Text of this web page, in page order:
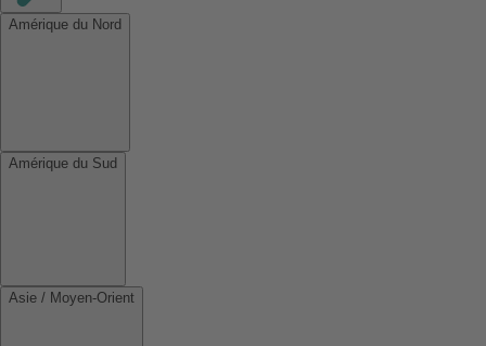
Amérique du Nord
Amérique du Sud
Asie / Moyen-Orient